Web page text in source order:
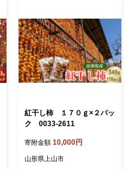
紅干し柿 １７０ｇ×２パッ
ク 0033-2611
寄附金額 10,000円
山形県上山市